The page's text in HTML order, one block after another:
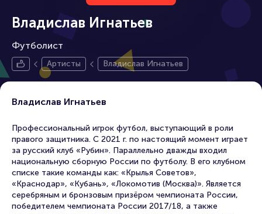
Владислав Игнатьев
Футболист
Артисты Владислав Игнатьев
Владислав Игнатьев
Профессиональный игрок футбол, выступающий в роли
правого защитника. С 2021 г. по настоящий момент играет
за русский клуб «Рубин». Параллельно дважды входил
национальную сборную России по футболу. В его клубном
списке такие команды как: «Крылья Советов»,
«Краснодар», «Кубань», «Локомотив (Москва)». Является
серебряным и бронзовым призёром чемпионата России,
победителем чемпионата России 2017/18, а также